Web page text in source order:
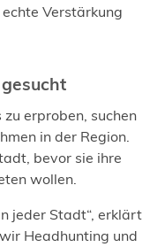
Verstärkung
erproben, suchen
in der Region.
bevor sie ihre
wollen.
jeder Stadt“, erklärt
Headhunting und